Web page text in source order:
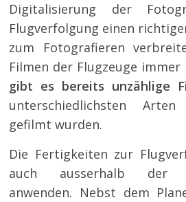
Digitalisierung der
Flugverfolgung einen
zum Fotografieren
Filmen der Flugzeuge immer
gibt es bereits unzählige
unterschiedlichsten
gefilmt wurden.
Die Fertigkeiten zur
auch ausserhalb der
anwenden. Nebst dem